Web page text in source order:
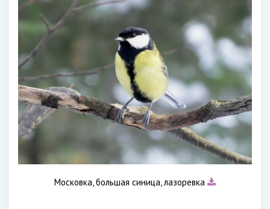
Московка, большая синица, лазоревка